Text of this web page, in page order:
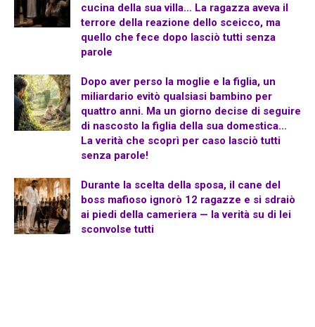
cucina della sua villa… La ragazza aveva il
terrore della reazione dello sceicco, ma
quello che fece dopo lasciò tutti senza
parole
Dopo aver perso la moglie e la figlia, un
miliardario evitò qualsiasi bambino per
quattro anni. Ma un giorno decise di seguire
di nascosto la figlia della sua domestica…
La verità che scoprì per caso lasciò tutti
senza parole!
Durante la scelta della sposa, il cane del
boss mafioso ignorò 12 ragazze e si sdraiò
ai piedi della cameriera — la verità su di lei
sconvolse tutti